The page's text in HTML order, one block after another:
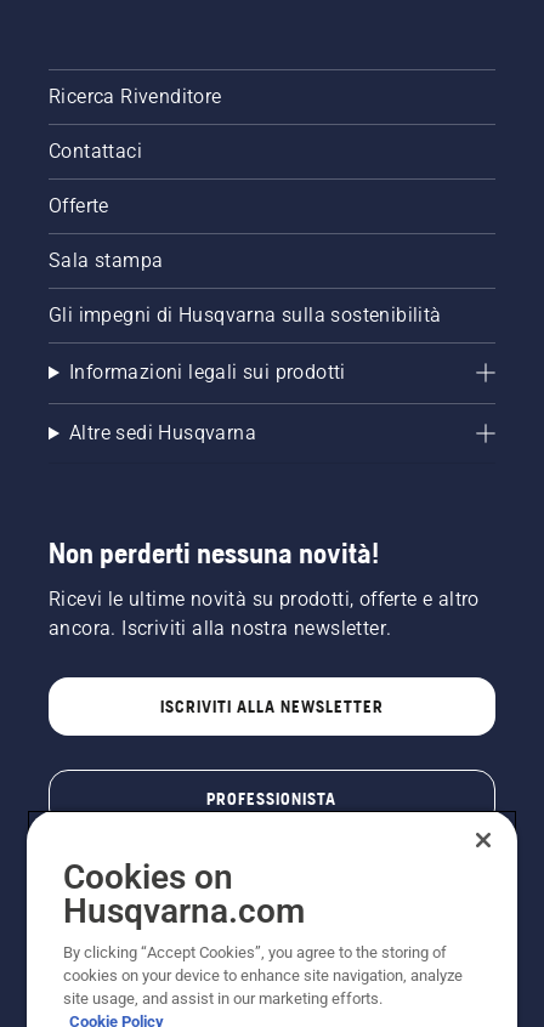
Ricerca Rivenditore
Contattaci
Offerte
Sala stampa
Gli impegni di Husqvarna sulla sostenibilità
Informazioni legali sui prodotti
Altre sedi Husqvarna
Non perderti nessuna novità!
Ricevi le ultime novità su prodotti, offerte e altro
ancora. Iscriviti alla nostra newsletter.
ISCRIVITI ALLA NEWSLETTER
PROFESSIONISTA
Cookies on
Husqvarna.com
By clicking “Accept Cookies”, you agree to the storing of
cookies on your device to enhance site navigation, analyze
site usage, and assist in our marketing efforts.
Cookie Policy